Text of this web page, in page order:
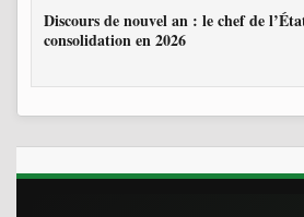
Discours de nouvel an : le chef de
consolidation en 2026